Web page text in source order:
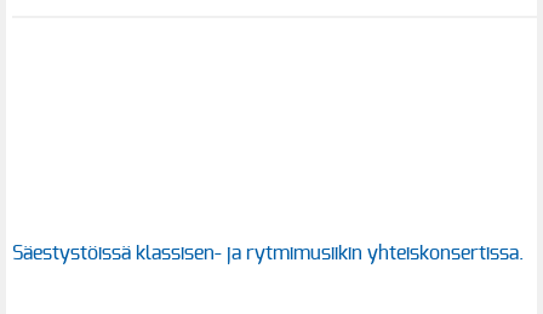
Säestystöissä klassisen- ja rytmimusiikin yhteiskonsertissa.